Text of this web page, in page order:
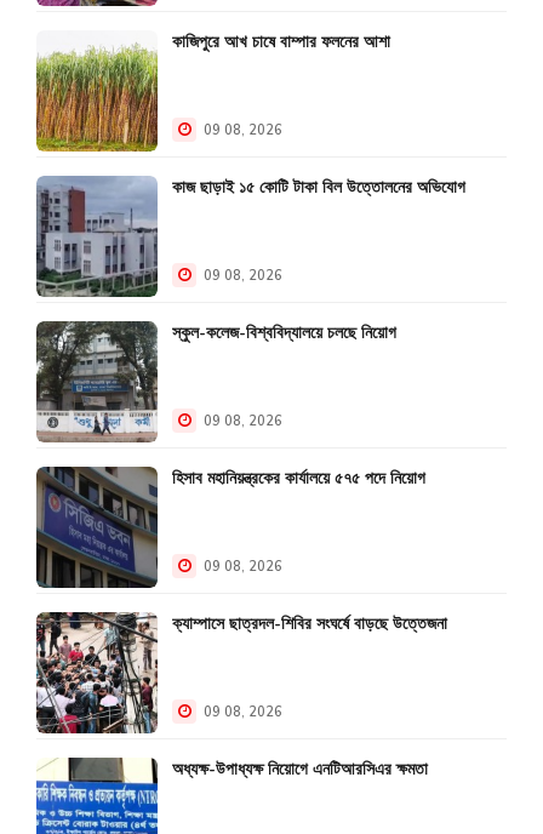
কাজিপুরে আখ চাষে বাম্পার ফলনের আশা
09 08, 2026
কাজ ছাড়াই ১৫ কোটি টাকা বিল উত্তোলনের অভিযোগ
09 08, 2026
স্কুল-কলেজ-বিশ্ববিদ্যালয়ে চলছে নিয়োগ
09 08, 2026
হিসাব মহানিয়ন্ত্রকের কার্যালয়ে ৫৭৫ পদে নিয়োগ
09 08, 2026
ক্যাম্পাসে ছাত্রদল-শিবির সংঘর্ষে বাড়ছে উত্তেজনা
09 08, 2026
অধ্যক্ষ-উপাধ্যক্ষ নিয়োগে এনটিআরসিএর ক্ষমতা